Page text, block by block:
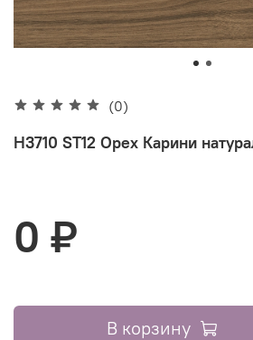
(0)
H3710 ST12 Орех Карини
0 ₽
В корзину